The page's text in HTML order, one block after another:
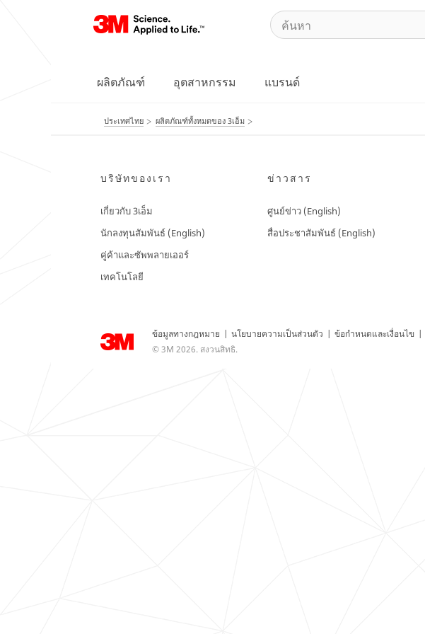
ผลิตภัณฑ์ อุตสาหกรรม แบรนด์
ประเทศไทย ผลิตภัณฑ์ทั้งหมดของ 3เอ็ม
บริษัทของเรา
เกี่ยวกับ 3เอ็ม
นักลงทุนสัมพันธ์ (English)
คู่ค้าและซัพพลายเออร์
เทคโนโลยี
ข่าวสาร
ศูนย์ข่าว (English)
สื่อประชาสัมพันธ์ (English)
ข้อมูลทางกฎหมาย | นโยบายความเป็นส่วนตัว | ข้อกำหนดและเงื่อนไข |
© 3M 2026. สงวนสิทธิ.